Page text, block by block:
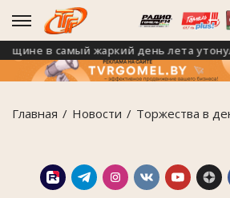
в самый жаркий день лета утонули
Главная Новости Торжества в